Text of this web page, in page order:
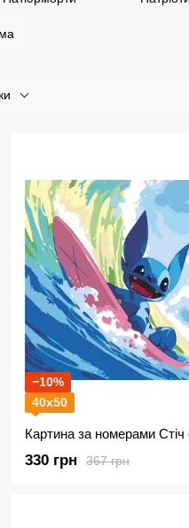
−10%
40х50
367 грн
330 грн